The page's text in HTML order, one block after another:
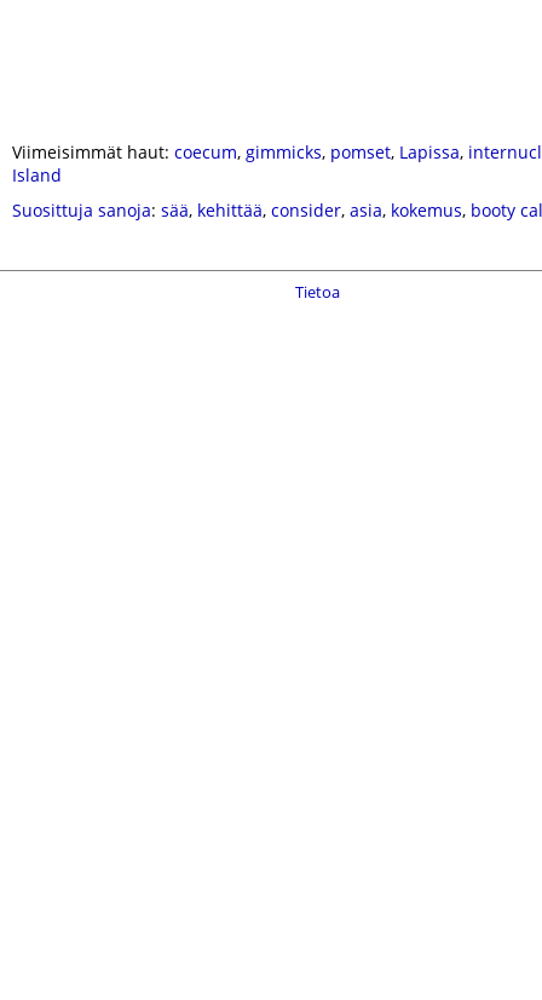
Viimeisimmät haut: coecum, gimmicks, pomset, Lapissa,
Island
Suosittuja sanoja: sää, kehittää, consider, asia, kokemus, booty
Tietoa